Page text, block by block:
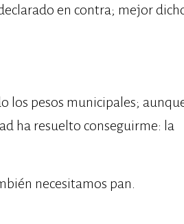
en contra; mejor
los pesos municipales;
ha resuelto conseguirme: la
necesitamos pan.